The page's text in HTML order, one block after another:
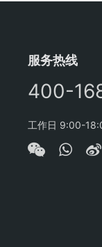
服务热线
400-
工作日 9:00-